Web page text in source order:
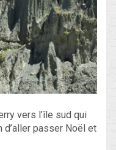
vers l’île sud qui
d’aller passer Noël et